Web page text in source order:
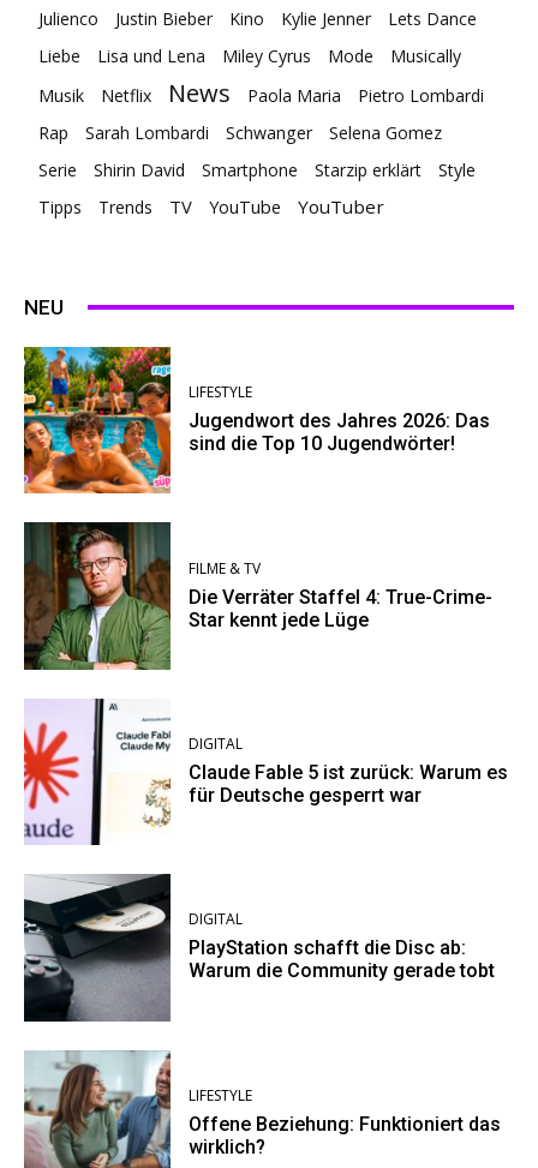
Julienco
Justin Bieber Kino Kylie Jenner
Lets Dance
Liebe
Lisa und Lena Miley Cyrus Mode
Musically
Musik
Netflix News Paola Maria
Pietro Lombardi
Rap
Sarah Lombardi Schwanger
Selena Gomez
Serie
Shirin David Smartphone Starzip erklärt
Style
Tipps
Trends TV YouTube YouTuber
NEU
LIFESTYLE
Jugendwort des Jahres 2026: Das
sind die Top 10 Jugendwörter!
FILME & TV
Die Verräter Staffel 4: True-Crime-
Star kennt jede Lüge
DIGITAL
Claude Fable 5 ist zurück: Warum es
für Deutsche gesperrt war
DIGITAL
PlayStation schafft die Disc ab:
Warum die Community gerade tobt
LIFESTYLE
Offene Beziehung: Funktioniert das
wirklich?